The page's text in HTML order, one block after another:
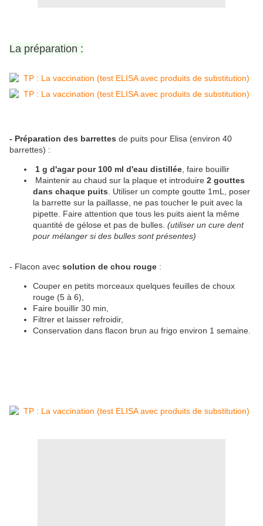
La préparation :
- Préparation des barrettes de puits pour Elisa (environ 40
barrettes) :
1 g d'agar pour 100 ml d'eau distillée , faire bouillir
Maintenir au chaud sur la plaque et introduire 2 gouttes
dans chaque puits . Utiliser un compte goutte 1mL, poser
la barrette sur la paillasse, ne pas toucher le puit avec la
pipette. Faire attention que tous les puits aient la même
quantité de gélose et pas de bulles. (utiliser un cure dent
pour mélanger si des bulles sont présentes)
- Flacon avec solution de chou rouge :
Couper en petits morceaux quelques feuilles de choux
rouge (5 à 6),
Faire bouillir 30 min,
Filtrer et laisser refroidir,
Conservation dans flacon brun au frigo environ 1 semaine.